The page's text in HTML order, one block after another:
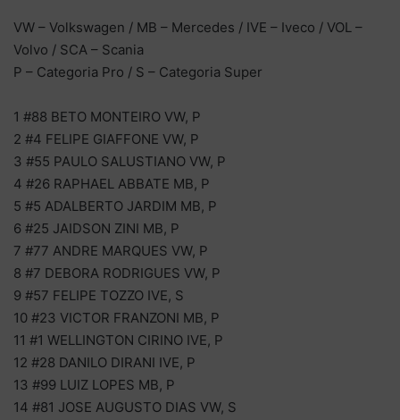
VW – Volkswagen / MB – Mercedes / IVE – Iveco / VOL –
Volvo / SCA – Scania
P – Categoria Pro / S – Categoria Super
1 #88 BETO MONTEIRO VW, P
2 #4 FELIPE GIAFFONE VW, P
3 #55 PAULO SALUSTIANO VW, P
4 #26 RAPHAEL ABBATE MB, P
5 #5 ADALBERTO JARDIM MB, P
6 #25 JAIDSON ZINI MB, P
7 #77 ANDRE MARQUES VW, P
8 #7 DEBORA RODRIGUES VW, P
9 #57 FELIPE TOZZO IVE, S
10 #23 VICTOR FRANZONI MB, P
11 #1 WELLINGTON CIRINO IVE, P
12 #28 DANILO DIRANI IVE, P
13 #99 LUIZ LOPES MB, P
14 #81 JOSE AUGUSTO DIAS VW, S